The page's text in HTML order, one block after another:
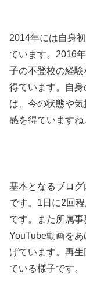
2014年には自身
ています。2016
子の不登校の経
得ています。
自
は、今の状態や
感を得ていますね
基本となるブロ
です。1日に2回
です。また所属
YouTube動画を
げています。再
ている様子です。